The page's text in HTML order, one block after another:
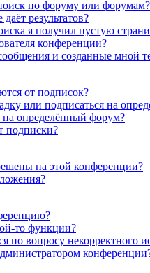
по форуму или форумам?
результатов?
я получил пустую
конференции?
и созданные мной
от подписок?
или подписаться на
на определённый форум?
подписки?
на этой конференции?
то функции?
по вопросу некорректного